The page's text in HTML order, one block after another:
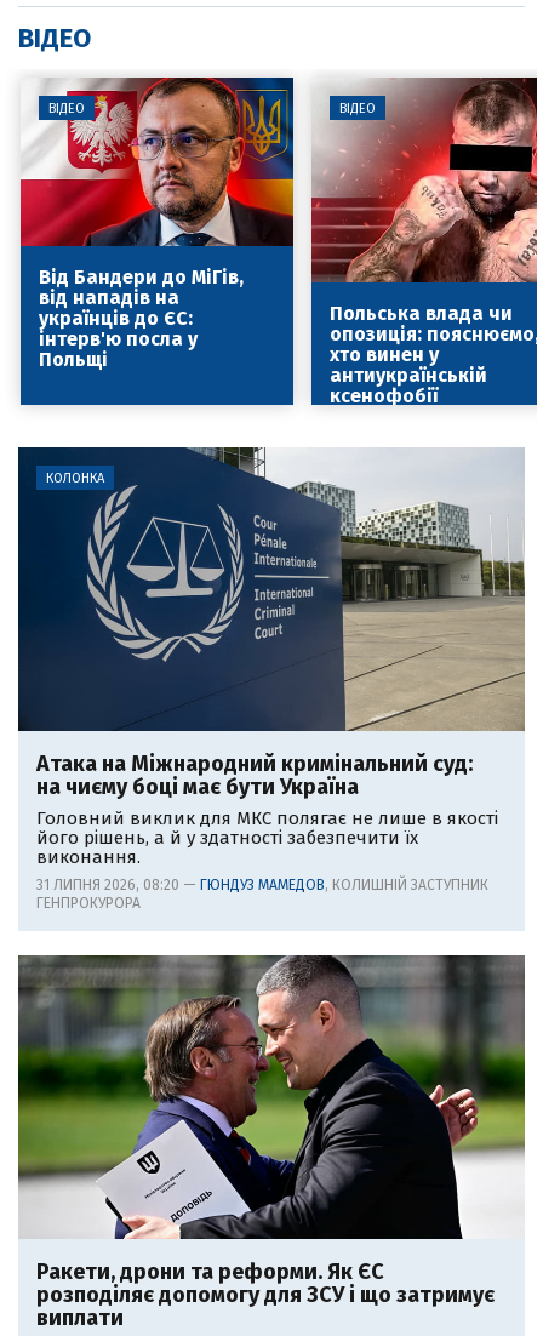
ВІДЕО
ВІДЕО
Від Бандери до МіГів,
від нападів на
українців до ЄС:
інтерв'ю посла у
Польщі
ВІДЕО
Польська влада чи
опозиція: пояснюємо,
хто винен у
антиукраїнській
ксенофобії
КОЛОНКА
Атака на Міжнародний кримінальний суд:
на чиєму боці має бути Україна
Головний виклик для МКС полягає не лише в якості
його рішень, а й у здатності забезпечити їх
виконання.
31 ЛИПНЯ 2026, 08:20 — ГЮНДУЗ МАМЕДОВ, КОЛИШНІЙ ЗАСТУПНИК
ГЕНПРОКУРОРА
Ракети, дрони та реформи. Як ЄС
розподіляє допомогу для ЗСУ і що затримує
виплати